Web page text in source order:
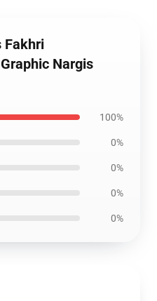
Fakhri
Nargis
100%
0%
0%
0%
0%